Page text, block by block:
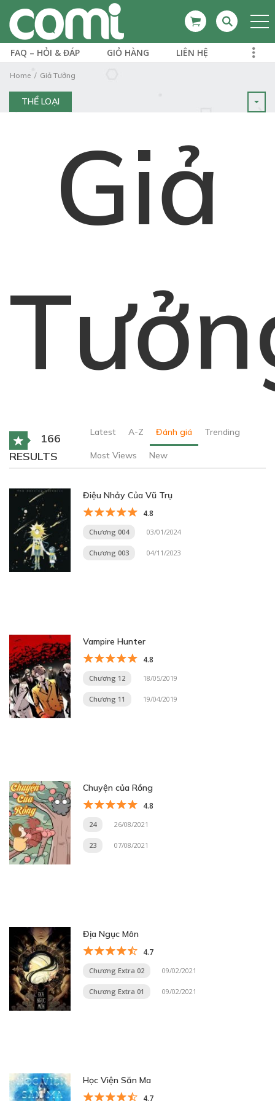
FAQ – HỎI & ĐÁP GIỎ HÀNG LIÊN HỆ
Home Giả Tưởng
THỂ LOẠI
Giả
166
RESULTS
Latest A-Z Đánh giá Trending
Most Views New
Điệu Nhảy Của Vũ Trụ
4.8
Chương 004 03/01/2024
Chương 003 04/11/2023
Vampire Hunter
4.8
Chương 12 18/05/2019
Chương 11 19/04/2019
Chuyện của Rồng
4.8
24 26/08/2021
23 07/08/2021
Địa Ngục Môn
4.7
Chương Extra 02 09/02/2021
Chương Extra 01 09/02/2021
Học Viện Săn Ma
4.7